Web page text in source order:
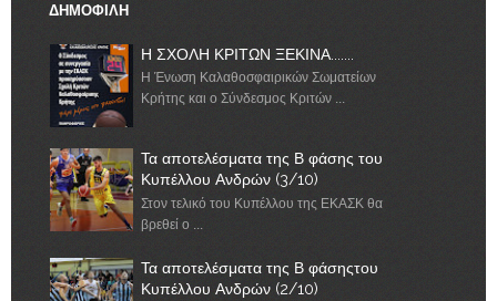
ΔΗΜΟΦΙΛΗ
Η ΣΧΟΛΗ ΚΡΙΤΩΝ ΞΕΚΙΝΑ.......
Η Ένωση Καλαθοσφαιρικών Σωματείων
Κρήτης και ο Σύνδεσμος Κριτών ...
Τα αποτελέσματα της Β φάσης του
Κυπέλλου Ανδρών (3/10)
Στον τελικό του Κυπέλλου της ΕΚΑΣΚ θα
βρεθεί ο ...
Τα αποτελέσματα της Β φάσηςτου
Κυπέλλου Ανδρών (2/10)